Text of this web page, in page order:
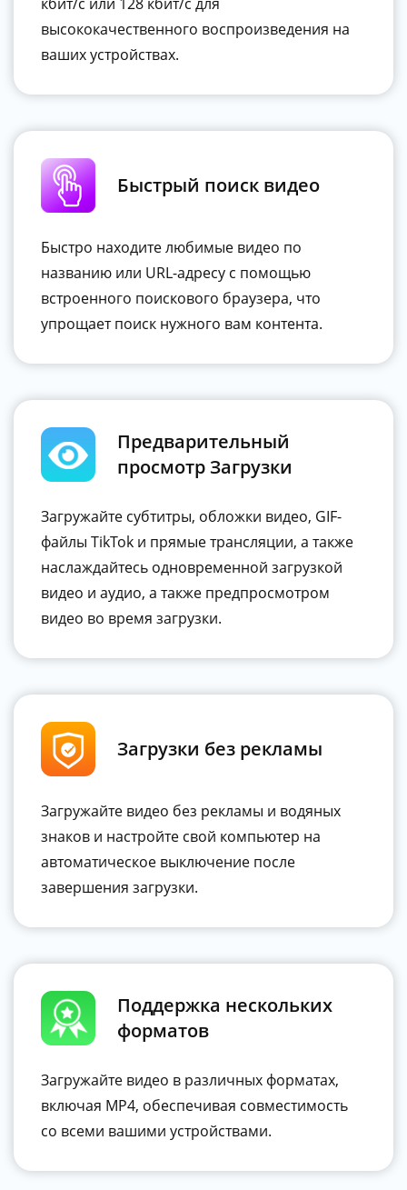
кбит/с или 128 кбит/с для
высококачественного воспроизведения на
ваших устройствах.
Быстрый поиск видео
Быстро находите любимые видео по
названию или URL-адресу с помощью
встроенного поискового браузера, что
упрощает поиск нужного вам контента.
Предварительный
просмотр Загрузки
Загружайте субтитры, обложки видео, GIF-
файлы TikTok и прямые трансляции, а также
наслаждайтесь одновременной загрузкой
видео и аудио, а также предпросмотром
видео во время загрузки.
Загрузки без рекламы
Загружайте видео без рекламы и водяных
знаков и настройте свой компьютер на
автоматическое выключение после
завершения загрузки.
Поддержка нескольких
форматов
Загружайте видео в различных форматах,
включая MP4, обеспечивая совместимость
со всеми вашими устройствами.